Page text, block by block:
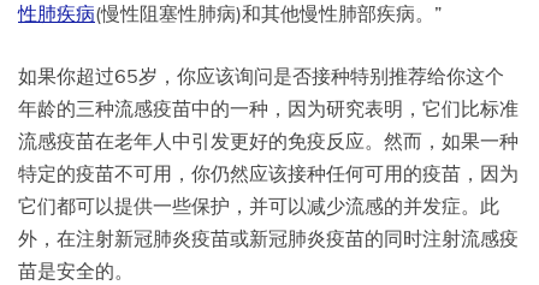
性肺疾病(慢性阻塞性肺病)和其他慢性肺部疾病。”
如果你超过65岁，你应该询问是否接种特别推荐给你这个
年龄的三种流感疫苗中的一种，因为研究表明，它们比标准
流感疫苗在老年人中引发更好的免疫反应。然而，如果一种
特定的疫苗不可用，你仍然应该接种任何可用的疫苗，因为
它们都可以提供一些保护，并可以减少流感的并发症。此
外，在注射新冠肺炎疫苗或新冠肺炎疫苗的同时注射流感疫
苗是安全的。